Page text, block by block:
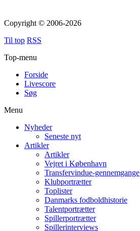
Copyright © 2006-2026
Til top RSS
Top-menu
Forside
Livescore
Søg
Menu
Nyheder
Seneste nyt
Artikler
Artikler
Vejret i København
Transfervindue-gennemgange
Klubportrætter
Toplister
Danmarks fodboldhistorie
Talentportrætter
Spillerportrætter
Spillerinterviews